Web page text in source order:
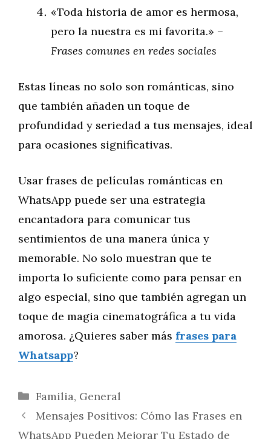
«Toda historia de amor es hermosa,
pero la nuestra es mi favorita.» –
Frases comunes en redes sociales
Estas líneas no solo son románticas, sino
que también añaden un toque de
profundidad y seriedad a tus mensajes, ideal
para ocasiones significativas.
Usar frases de películas románticas en
WhatsApp puede ser una estrategia
encantadora para comunicar tus
sentimientos de una manera única y
memorable. No solo muestran que te
importa lo suficiente como para pensar en
algo especial, sino que también agregan un
toque de magia cinematográfica a tu vida
amorosa. ¿Quieres saber más frases para
Whatsapp?
Categorías
Familia, General
Mensajes Positivos: Cómo las Frases en
WhatsApp Pueden Mejorar Tu Estado de